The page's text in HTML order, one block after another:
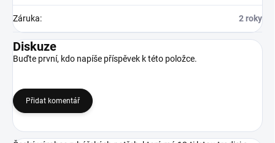
Záruka: 2 roky
Diskuze
Buďte první, kdo napíše příspěvek k této položce.
Přidat komentář